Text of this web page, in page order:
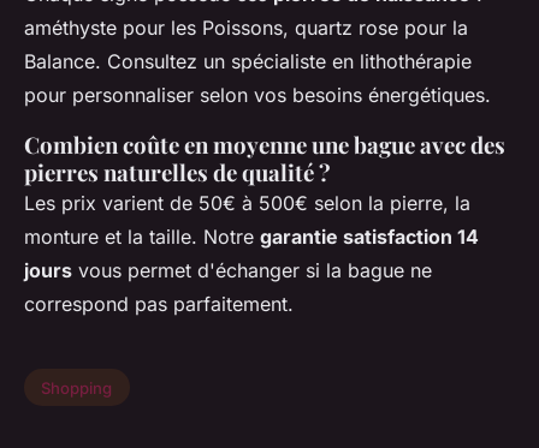
améthyste pour les Poissons, quartz rose pour la
Balance. Consultez un spécialiste en lithothérapie
pour personnaliser selon vos besoins énergétiques.
Combien coûte en moyenne une bague avec des
pierres naturelles de qualité ?
Les prix varient de 50€ à 500€ selon la pierre, la
monture et la taille. Notre garantie satisfaction 14
jours vous permet d'échanger si la bague ne
correspond pas parfaitement.
Shopping